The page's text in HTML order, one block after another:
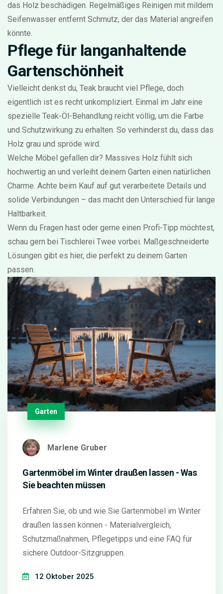
das Holz beschädigen. Regelmäßiges Reinigen mit mildem
Seifenwasser entfernt Schmutz, der das Material angreifen
könnte.
Pflege für langanhaltende
Gartenschönheit
Vielleicht denkst du, Teak braucht viel Pflege, doch
eigentlich ist es recht unkompliziert. Einmal im Jahr eine
spezielle Teak-Öl-Behandlung reicht völlig, um die Farbe
und Schutzwirkung zu erhalten. So verhinderst du, dass das
Holz grau und spröde wird.
Welche Möbel gefallen dir? Massives Holz fühlt sich
hochwertig an und verleiht deinem Garten einen natürlichen
Charme. Achte beim Kauf auf gut verarbeitete Details und
solide Verbindungen – das macht den Unterschied für lange
Haltbarkeit.
Wenn du Fragen hast oder gerne einen Profi-Tipp möchtest,
schau gern bei Tischlerei Twee vorbei. Maßgeschneiderte
Lösungen gibt es hier, die perfekt zu deinem Garten
passen.
Garten
Marlene Gruber
Gartenmöbel im Winter draußen lassen - Was
Sie beachten müssen
Erfahren Sie, ob und wie Sie Gartenmöbel im Winter
draußen lassen können - Materialvergleich,
Schutzmaßnahmen, Pflegetipps und eine FAQ für
sichere Outdoor-Sitzgruppen.
12 Oktober 2025